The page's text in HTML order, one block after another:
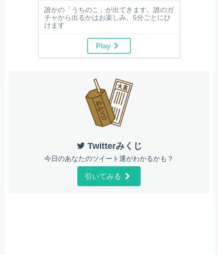
誰かの「うちのこ」が出てきます。誰のガ
チャから出るかはお楽しみ。5分ごとにひ
けます
Play
Twitterみくじ
今日のあなたのツイート運がわかるかも？
引いてみる